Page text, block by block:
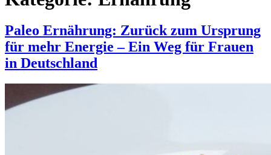
Paleo Ernährung: Zurück zum Ursprung
für mehr Energie – Ein Weg für Frauen
in Deutschland